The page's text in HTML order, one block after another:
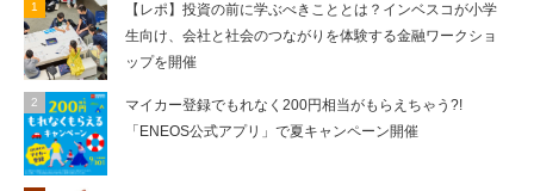
【レポ】投資の前に学ぶべきこととは？インベスコが小学
生向け、会社と社会のつながりを体験する金融ワークショ
ップを開催
マイカー登録でもれなく200円相当がもらえちゃう?!
「ENEOS公式アプリ」で夏キャンペーン開催